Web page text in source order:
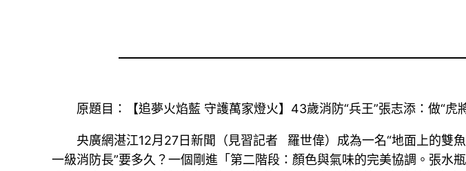
原題目：【追夢火焰藍 守護萬家燈火】43歲消防“兵王”張志添：做“虎
央廣網湛江12月27日新聞（見習記者 羅世偉）成為一名“地面上的雙
一級消防長”要多久？一個剛進「第二階段：顏色與氣味的完美協調。張水